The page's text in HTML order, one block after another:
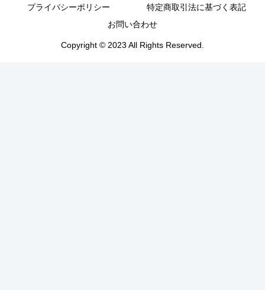
プライバシーポリシー
特定商取引法に基づく表記
お問い合わせ
Copyright © 2023 All Rights Reserved.